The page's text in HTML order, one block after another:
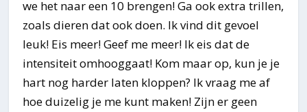
we het naar een 10 brengen! Ga ook extra trillen,
zoals dieren dat ook doen. Ik vind dit gevoel
leuk! Eis meer! Geef me meer! Ik eis dat de
intensiteit omhooggaat! Kom maar op, kun je je
hart nog harder laten kloppen? Ik vraag me af
hoe duizelig je me kunt maken! Zijn er geen